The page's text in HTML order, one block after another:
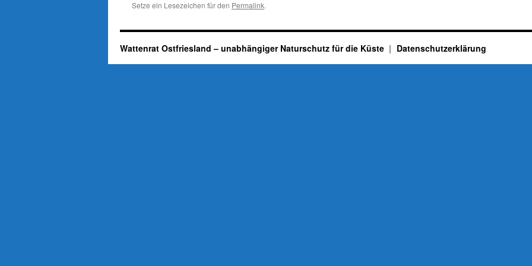
Setze ein Lesezeichen für den Permalink.
Wattenrat Ostfriesland – unabhängiger Naturschutz für die Küste Datenschutzerklärung